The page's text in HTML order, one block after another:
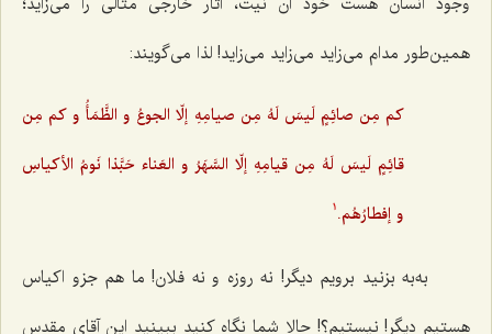
همین‌طور مدام مى‌زاید مى‌زاید مى‌زاید! لذا مى‌گویند:
کم مِن صائِمٍ لَیسَ لَهُ مِن صیامِهِ إلّا الجوعُ و الظَّمَأُ و کم مِن
قائِمٍ لَیسَ لَهُ مِن قیامِهِ إلّا السَّهَرُ و العَناء حَبَّذا نَومُ الأکیاسِ
و إفطارُهُم. 1
به‌به بزنید برویم دیگر! نه روزه و نه فلان! ما هم جزو اکیاس
هستیم دیگر! نیستیم؟! حالا شما نگاه کنید ببینید این آقاى مقدس